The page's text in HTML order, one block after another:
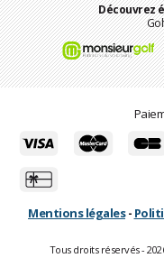
Découvrez
Mentions légales-
Tous droits réservés -